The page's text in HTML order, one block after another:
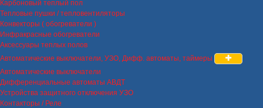
Карбоновый теплый пол
Тепловые пушки / тепловентиляторы
Конвекторы ( обогреватели )
Инфракрасные обогреватели
Аксессуары теплых полов
Автоматические выключатели, УЗО, Дифф. автоматы, таймеры
Автоматические выключатели
Дифференциальные автоматы АВДТ
Устройства защитного отключения УЗО
Контакторы / Реле